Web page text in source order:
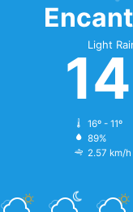
Light
14
16º - 11º
89%
2.57 km/h